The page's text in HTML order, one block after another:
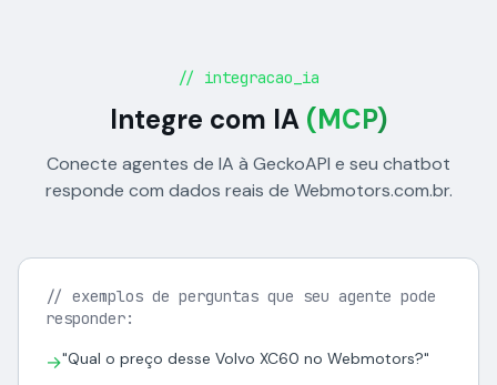
// integracao_ia
Integre com IA (MCP)
Conecte agentes de IA à GeckoAPI e seu chatbot
responde com dados reais de Webmotors.com.br.
// exemplos de perguntas que seu agente pode
responder:
→"Qual o preço desse Volvo XC60 no Webmotors?"